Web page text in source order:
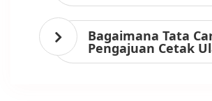
Bagaimana Tata
Pengajuan Cetak